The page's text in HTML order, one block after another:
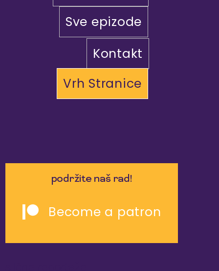
Sve epizode
Kontakt
Vrh Stranice
podržite naš rad!
Become a patron